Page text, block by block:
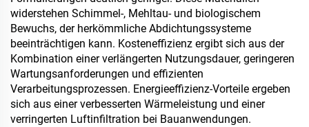
widerstehen Schimmel-, Mehltau- und biologischem
Bewuchs, der herkömmliche Abdichtungssysteme
beeinträchtigen kann. Kosteneffizienz ergibt sich aus der
Kombination einer verlängerten Nutzungsdauer, geringeren
Wartungsanforderungen und effizienten
Verarbeitungsprozessen. Energieeffizienz-Vorteile ergeben
sich aus einer verbesserten Wärmeleistung und einer
verringerten Luftinfiltration bei Bauanwendungen.